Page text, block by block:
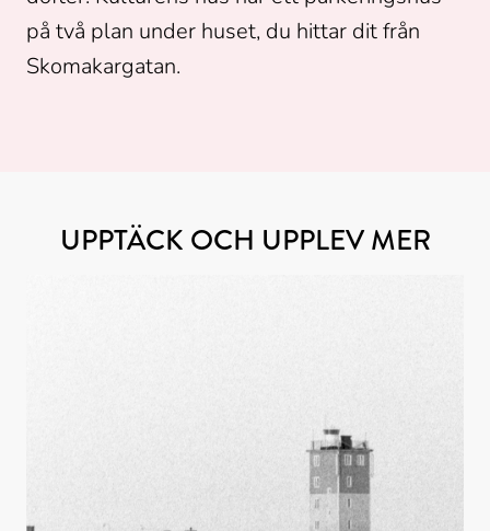
på två plan under huset, du hittar dit från
Skomakargatan.
UPPTÄCK OCH UPPLEV MER